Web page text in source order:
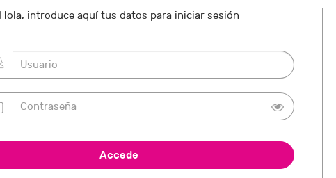
Hola, introduce aquí tus datos para iniciar sesión